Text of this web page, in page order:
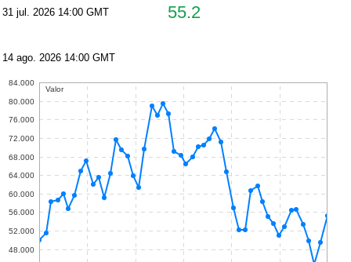
31 jul. 2026 14:00 GMT 55.2
14 ago. 2026 14:00 GMT